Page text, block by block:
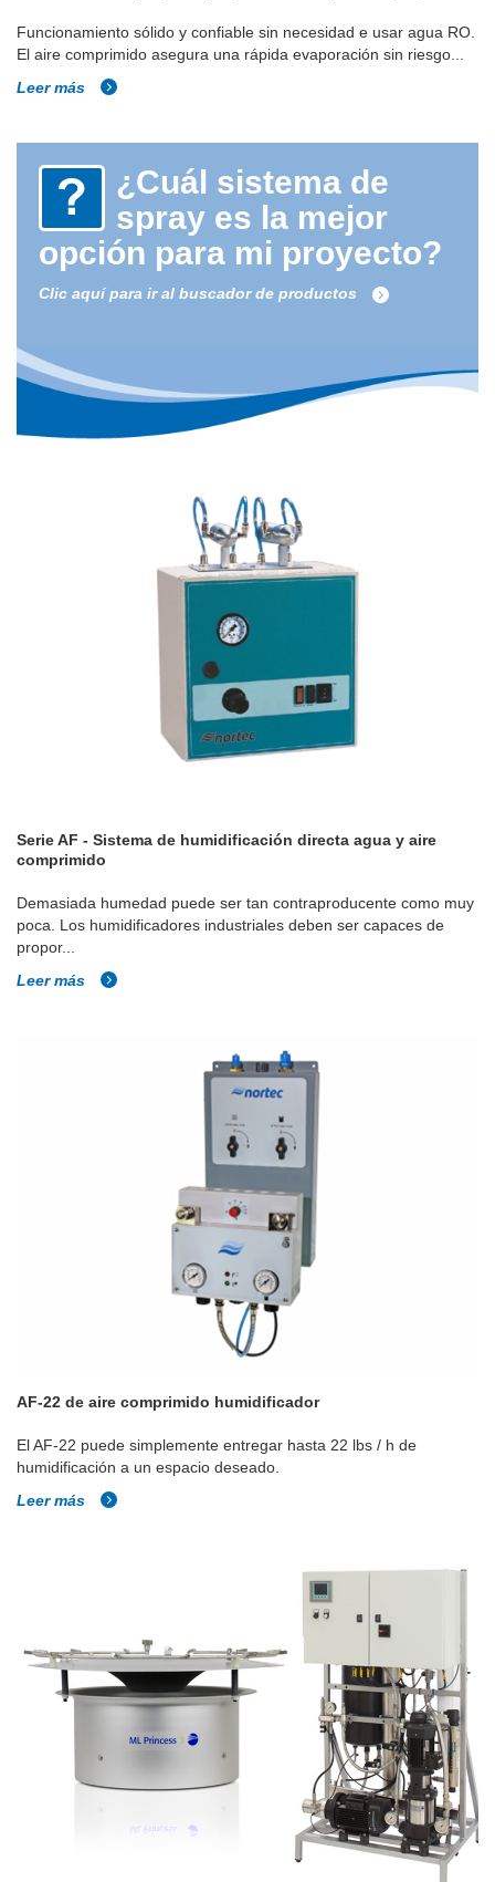
Funcionamiento sólido y confiable sin necesidad e usar agua RO.
El aire comprimido asegura una rápida evaporación sin riesgo...
Leer más
¿Cuál sistema de
spray es la mejor
opción para mi proyecto?
Clic aquí para ir al buscador de productos
Serie AF - Sistema de humidificación directa agua y aire
comprimido
Demasiada humedad puede ser tan contraproducente como muy
poca. Los humidificadores industriales deben ser capaces de
propor...
Leer más
AF-22 de aire comprimido humidificador
El AF-22 puede simplemente entregar hasta 22 lbs / h de
humidificación a un espacio deseado.
Leer más